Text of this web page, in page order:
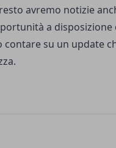
avremo notizie
a disposizione
su un update